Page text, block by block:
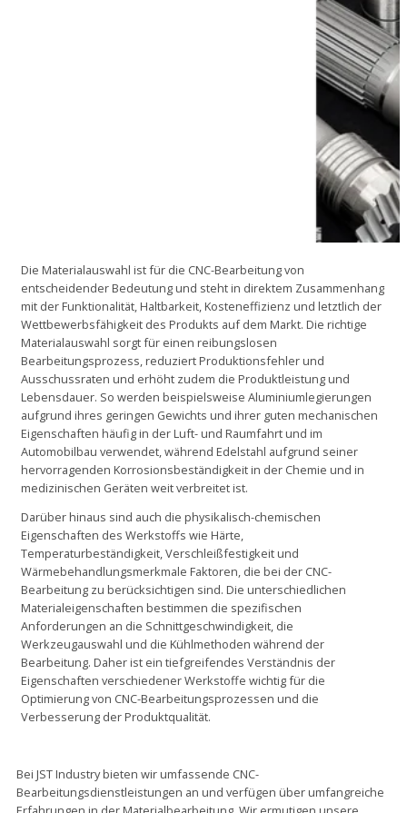
Die Materialauswahl ist für die CNC-Bearbeitung von
entscheidender Bedeutung und steht in direktem Zusammenhang
mit der Funktionalität, Haltbarkeit, Kosteneffizienz und letztlich der
Wettbewerbsfähigkeit des Produkts auf dem Markt. Die richtige
Materialauswahl sorgt für einen reibungslosen
Bearbeitungsprozess, reduziert Produktionsfehler und
Ausschussraten und erhöht zudem die Produktleistung und
Lebensdauer. So werden beispielsweise Aluminiumlegierungen
aufgrund ihres geringen Gewichts und ihrer guten mechanischen
Eigenschaften häufig in der Luft- und Raumfahrt und im
Automobilbau verwendet, während Edelstahl aufgrund seiner
hervorragenden Korrosionsbeständigkeit in der Chemie und in
medizinischen Geräten weit verbreitet ist.
Darüber hinaus sind auch die physikalisch-chemischen
Eigenschaften des Werkstoffs wie Härte,
Temperaturbeständigkeit, Verschleißfestigkeit und
Wärmebehandlungsmerkmale Faktoren, die bei der CNC-
Bearbeitung zu berücksichtigen sind. Die unterschiedlichen
Materialeigenschaften bestimmen die spezifischen
Anforderungen an die Schnittgeschwindigkeit, die
Werkzeugauswahl und die Kühlmethoden während der
Bearbeitung. Daher ist ein tiefgreifendes Verständnis der
Eigenschaften verschiedener Werkstoffe wichtig für die
Optimierung von CNC-Bearbeitungsprozessen und die
Verbesserung der Produktqualität.
Bei JST Industry bieten wir umfassende CNC-
Bearbeitungsdienstleistungen an und verfügen über umfangreiche